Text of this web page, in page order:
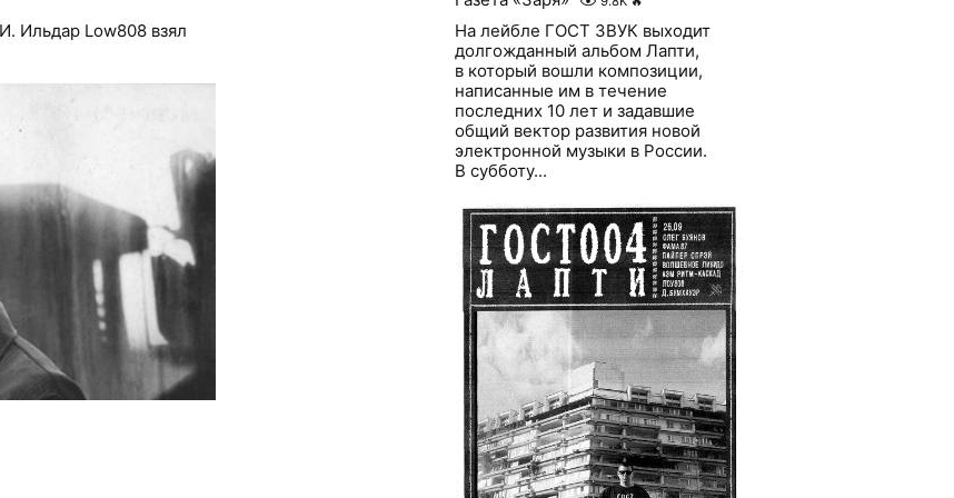
Ильдар Low808 взял
На лейбле ГОСТ ЗВУК выходит
долгожданный альбом Лапти,
в который вошли композиции,
написанные им в течение
последних 10 лет и задавшие
общий вектор развития новой
электронной музыки в России.
В субботу...